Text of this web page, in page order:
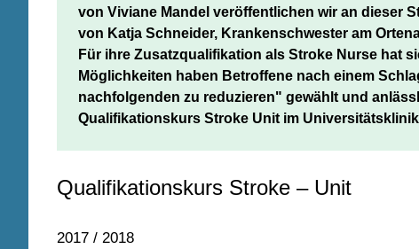
von Viviane Mandel veröffentlichen wir an dieser
von Katja Schneider, Krankenschwester am
Für ihre Zusatzqualifikation als Stroke Nurse hat
Möglichkeiten haben Betroffene nach einem
nachfolgenden zu reduzieren" gewählt und
Qualifikationskurs Stroke Unit im
Qualifikationskurs Stroke – Unit
2017 / 2018